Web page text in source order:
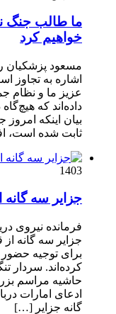
ما طالب جنگ
خواهیم کرد
مسعود پزشکیان
اشاره به تجاوز
داده‌اند که
بیان اینکه
ثابت شده است،
1403
جزایر سه گانه
فرمانده نیروی
جزایر سه گانه
برای توجیه حضور
کرده‌اند. سردار
حاشیه مراسم
ادعای امارات
گانه جزایر […]